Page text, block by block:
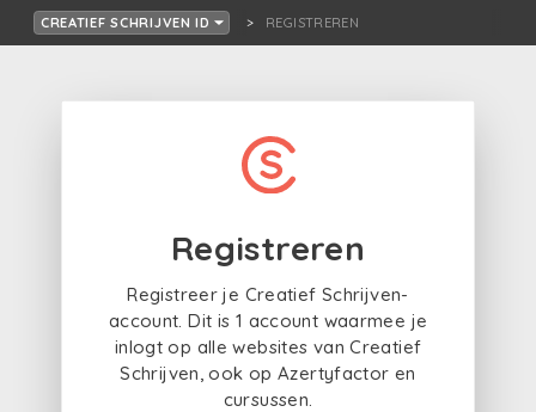
CREATIEF SCHRIJVEN ID REGISTREREN
Registreren
Registreer je Creatief Schrijven-
account. Dit is 1 account waarmee je
inlogt op alle websites van Creatief
Schrijven, ook op Azertyfactor en
cursussen.